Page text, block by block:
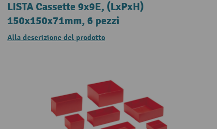
LISTA Cassette 9x9E, (LxPxH)
150x150x71mm, 6 pezzi
Alla descrizione del prodotto